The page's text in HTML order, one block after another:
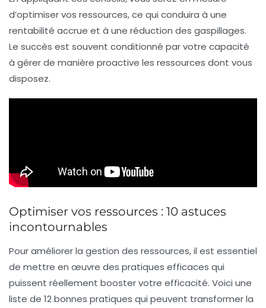
d’optimiser vos ressources, ce qui conduira à une
rentabilité accrue et à une réduction des gaspillages.
Le succès est souvent conditionné par votre capacité
à gérer de manière proactive les ressources dont vous
disposez.
Optimiser vos ressources : 10 astuces
incontournables
Pouraméliorer la gestion des ressources, il est essentiel
de mettre en œuvre des pratiques efficaces qui
puissent réellement booster votre efficacité. Voici une
liste de 12 bonnes pratiques qui peuvent transformer la